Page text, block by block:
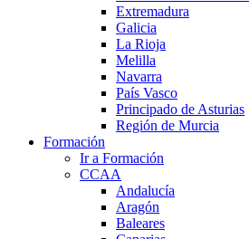
Extremadura
Galicia
La Rioja
Melilla
Navarra
País Vasco
Principado de Asturias
Región de Murcia
Formación
Ir a Formación
CCAA
Andalucía
Aragón
Baleares